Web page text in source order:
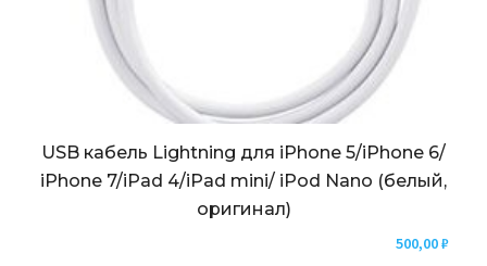
USB кабель Lightning для iPhone 5/iPhone 6/
iPhone 7/iPad 4/iPad mini/ iPod Nano (белый,
оригинал)
500,00₽